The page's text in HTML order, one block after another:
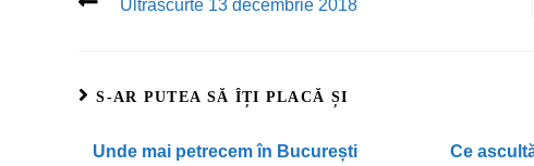
Ultrascurte 13 decembrie 2018
S-AR PUTEA SĂ ÎȚI PLACĂ ȘI
Unde mai petrecem în București Ce